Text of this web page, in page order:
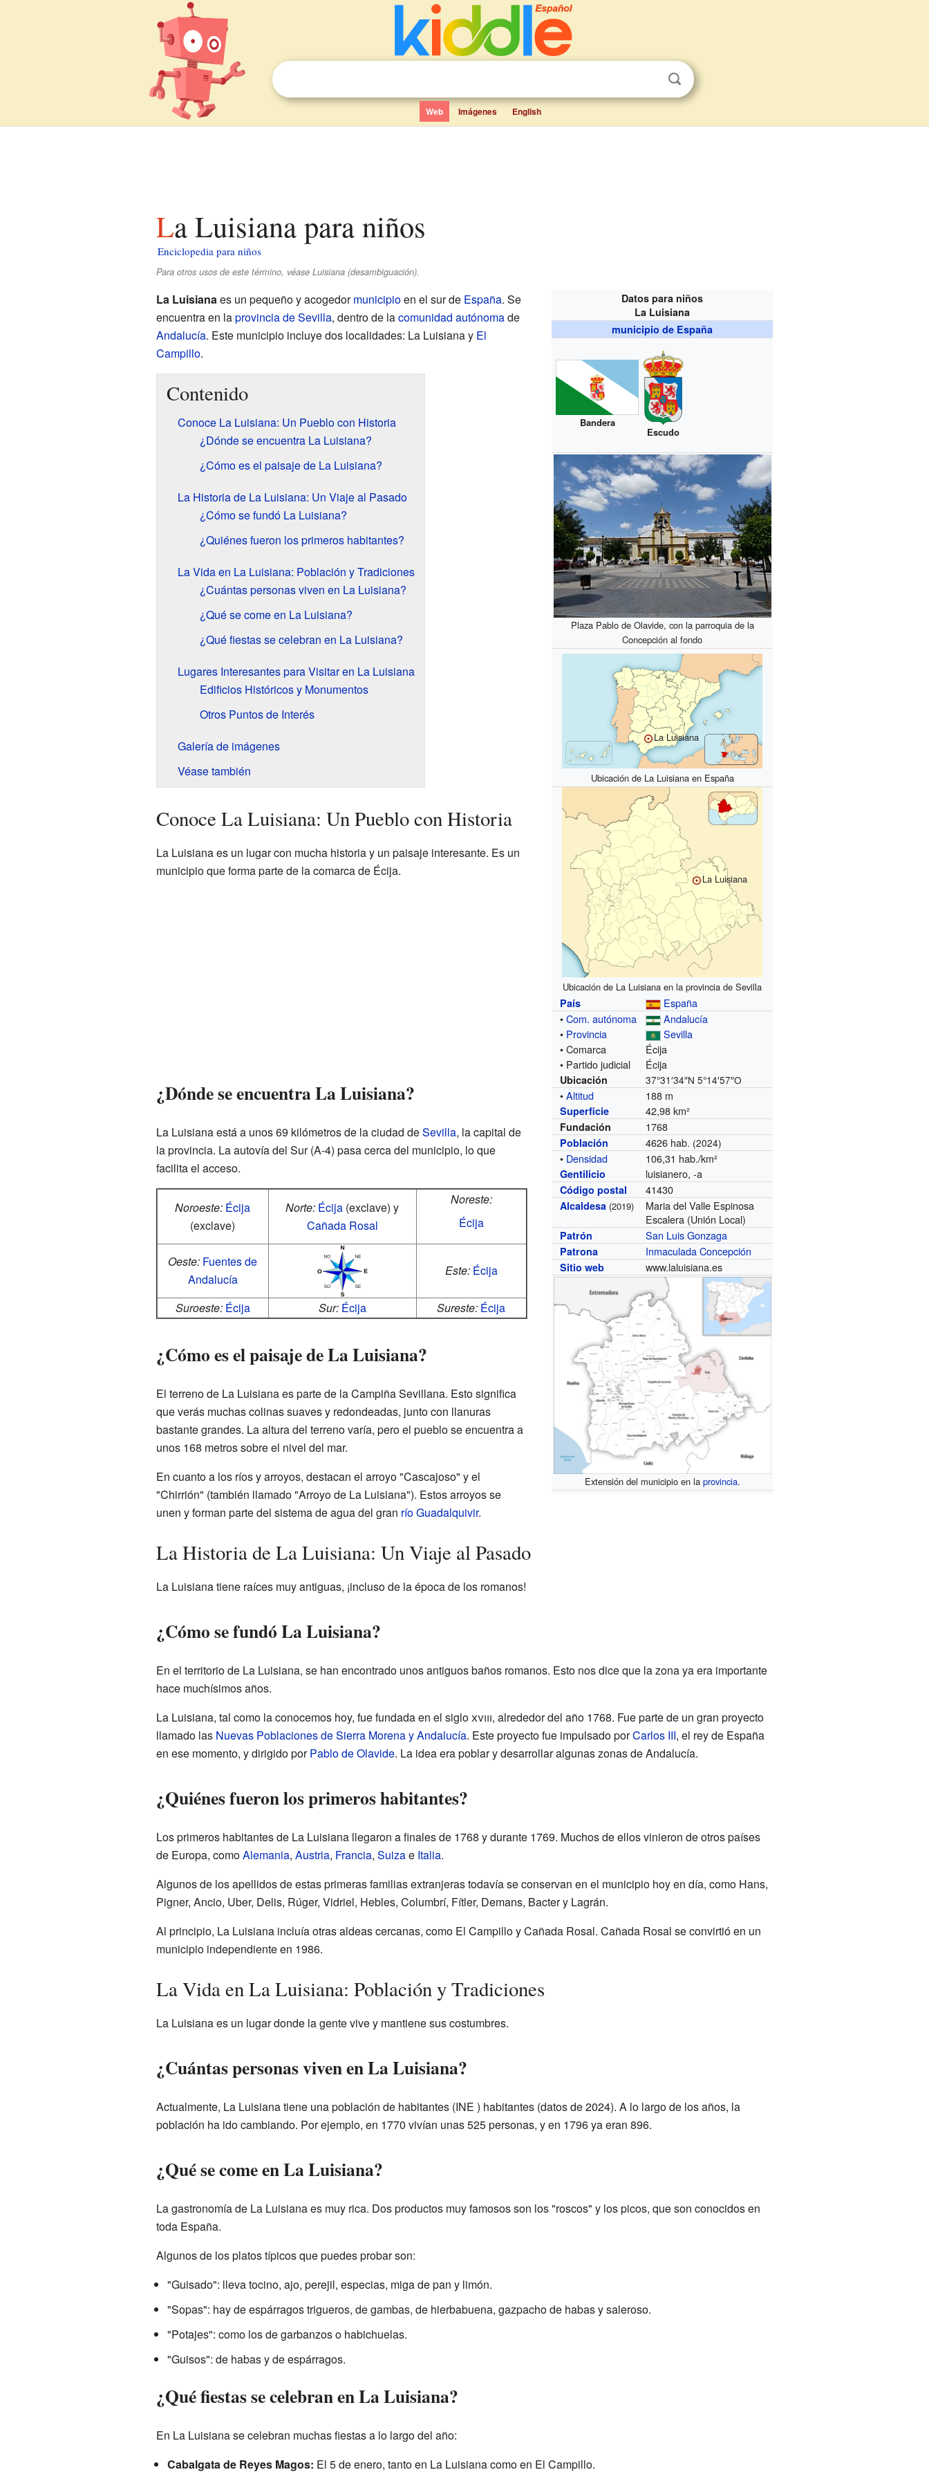
Web Imágenes English
La Luisiana para niños
Enciclopedia para niños
Para otros usos de este término, véase Luisiana (desambiguación).
Datos para niños
La Luisiana
municipio de España
Bandera
Escudo
Plaza Pablo de Olavide, con la parroquia de la
Concepción al fondo
La Luisiana
Ubicación de La Luisiana en España
La Luisiana
Ubicación de La Luisiana en la provincia de Sevilla
País
España
•Com. autónoma
Andalucía
• Provincia
Sevilla
• Comarca
Écija
• Partido judicial
Écija
Ubicación 37°31′34″N 5°14′57″O
•Altitud 188 m
Superficie 42,98 km²
Fundación 1768
Población 4626 hab. (2024)
• Densidad 106,31 hab./km²
Gentilicio luisianero, -a
Código postal 41430
Alcaldesa (2019)
Maria del Valle Espinosa
Escalera (Unión Local)
Patrón San Luis Gonzaga
Patrona Inmaculada Concepción
Sitio web www.laluisiana.es
Extensión del municipio en la provincia.
La Luisianaes un pequeño y acogedormunicipioen el sur de España. Se
encuentra en laprovincia de Sevilla, dentro de lacomunidad autónomade
Andalucía. Este municipio incluye dos localidades: La Luisiana y El
Campillo.
Contenido
Conoce La Luisiana: Un Pueblo con Historia
¿Dónde se encuentra La Luisiana?
¿Cómo es el paisaje de La Luisiana?
La Historia de La Luisiana: Un Viaje al Pasado
¿Cómo se fundó La Luisiana?
¿Quiénes fueron los primeros habitantes?
La Vida en La Luisiana: Población y Tradiciones
¿Cuántas personas viven en La Luisiana?
¿Qué se come en La Luisiana?
¿Qué fiestas se celebran en La Luisiana?
Lugares Interesantes para Visitar en La Luisiana
Edificios Históricos y Monumentos
Otros Puntos de Interés
Galería de imágenes
Véase también
Conoce La Luisiana: Un Pueblo con Historia
La Luisiana es un lugar con mucha historia y un paisaje interesante. Es un
municipio que forma parte de la comarca de Écija.
¿Dónde se encuentra La Luisiana?
La Luisiana está a unos 69 kilómetros de la ciudad deSevilla, la capital de
la provincia. La autovía del Sur (A-4) pasa cerca del municipio, lo que
facilita el acceso.
Noroeste: Écija
(exclave)
Norte: Écija (exclave) y
Cañada Rosal
Noreste:
Écija
Oeste: Fuentes de
Andalucía
Este: Écija
Suroeste: Écija Sur: Écija Sureste: Écija
¿Cómo es el paisaje de La Luisiana?
El terreno de La Luisiana es parte de la Campiña Sevillana. Esto significa
que verás muchas colinas suaves y redondeadas, junto con llanuras
bastante grandes. La altura del terreno varía, pero el pueblo se encuentra a
unos 168 metros sobre el nivel del mar.
En cuanto a los ríos y arroyos, destacan el arroyo "Cascajoso" y el
"Chirrión" (también llamado "Arroyo de La Luisiana"). Estos arroyos se
unen y forman parte del sistema de agua del gran río Guadalquivir.
La Historia de La Luisiana: Un Viaje al Pasado
La Luisiana tiene raíces muy antiguas, ¡incluso de la época de los romanos!
¿Cómo se fundó La Luisiana?
En el territorio de La Luisiana, se han encontrado unos antiguos baños romanos. Esto nos dice que la zona ya era importante
hace muchísimos años.
La Luisiana, tal como la conocemos hoy, fue fundada en el sigloxviii, alrededor del año 1768. Fue parte de un gran proyecto
llamado las Nuevas Poblaciones de Sierra Morena y Andalucía. Este proyecto fue impulsado porCarlos III, el rey de España
en ese momento, y dirigido porPablo de Olavide. La idea era poblar y desarrollar algunas zonas de Andalucía.
¿Quiénes fueron los primeros habitantes?
Los primeros habitantes de La Luisiana llegaron a finales de 1768 y durante 1769. Muchos de ellos vinieron de otros países
de Europa, comoAlemania, Austria, Francia, Suizae Italia.
Algunos de los apellidos de estas primeras familias extranjeras todavía se conservan en el municipio hoy en día, como Hans,
Pigner, Ancio, Uber, Delis, Rúger, Vidriel, Hebles, Columbrí, Fítler, Demans, Bacter y Lagrán.
Al principio, La Luisiana incluía otras aldeas cercanas, como El Campillo y Cañada Rosal. Cañada Rosal se convirtió en un
municipio independiente en 1986.
La Vida en La Luisiana: Población y Tradiciones
La Luisiana es un lugar donde la gente vive y mantiene sus costumbres.
¿Cuántas personas viven en La Luisiana?
Actualmente, La Luisiana tiene una población de habitantes(INE ) habitantes (datos de 2024). A lo largo de los años, la
población ha ido cambiando. Por ejemplo, en 1770 vivían unas 525 personas, y en 1796 ya eran 896.
¿Qué se come en La Luisiana?
La gastronomía de La Luisiana es muy rica. Dos productos muy famosos son los "roscos" y los picos, que son conocidos en
toda España.
Algunos de los platos típicos que puedes probar son:
"Guisado": lleva tocino, ajo, perejil, especias, miga de pan y limón.
"Sopas": hay de espárragos trigueros, de gambas, de hierbabuena, gazpacho de habas y saleroso.
"Potajes": como los de garbanzos o habichuelas.
"Guisos": de habas y de espárragos.
¿Qué fiestas se celebran en La Luisiana?
En La Luisiana se celebran muchas fiestas a lo largo del año:
Cabalgata de Reyes Magos: El 5 de enero, tanto en La Luisiana como en El Campillo.